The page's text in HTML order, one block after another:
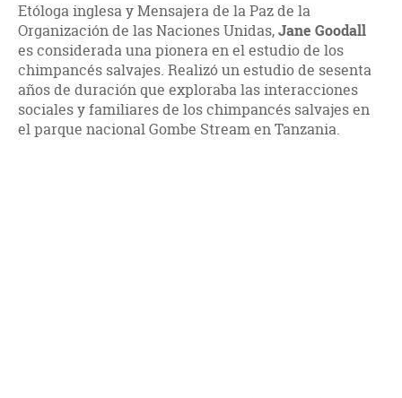
Etóloga inglesa y Mensajera de la Paz de la
Organización de las Naciones Unidas,Jane Goodall
es considerada una pionera en el estudio de los
chimpancés salvajes. Realizó un estudio de sesenta
años de duración que exploraba las interacciones
sociales y familiares de los chimpancés salvajes en
el parque nacional Gombe Stream en Tanzania.